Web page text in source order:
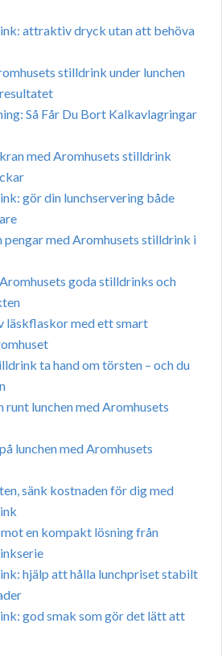
attraktiv dryck utan att behöva
stilldrink under lunchen
Så Får Du Bort Kalkavlagringar
med Aromhusets stilldrink
gör din lunchservering både
pengar med Aromhusets stilldrink i
goda stilldrinks och
läskflaskor med ett smart
ta hand om törsten – och du
lunchen med Aromhusets
lunchen med Aromhusets
sänk kostnaden för dig med
en kompakt lösning från
hjälp att hålla lunchpriset stabilt
god smak som gör det lätt att